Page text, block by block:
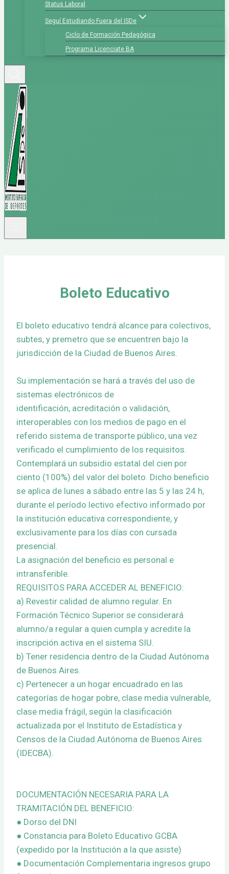
Status Laboral
Seguí Estudiando Fuera del ISDe
Ciclo de Formación Pedagógica
Programa Licenciate BA
Boleto Educativo
El boleto educativo tendrá alcance para colectivos,
subtes, y premetro que se encuentren bajo la
jurisdicción de la Ciudad de Buenos Aires.
Su implementación se hará a través del uso de
sistemas electrónicos de
identificación, acreditación o validación,
interoperables con los medios de pago en el
referido sistema de transporte público, una vez
verificado el cumplimiento de los requisitos.
Contemplará un subsidio estatal del cien por
ciento (100%) del valor del boleto. Dicho beneficio
se aplica de lunes a sábado entre las 5 y las 24 h,
durante el período lectivo efectivo informado por
la institución educativa correspondiente, y
exclusivamente para los días con cursada
presencial.
La asignación del beneficio es personal e
intransferible.
REQUISITOS PARA ACCEDER AL BENEFICIO:
a) Revestir calidad de alumno regular. En
Formación Técnico Superior se considerará
alumno/a regular a quien cumpla y acredite la
inscripción activa en el sistema SIU.
b) Tener residencia dentro de la Ciudad Autónoma
de Buenos Aires.
c) Pertenecer a un hogar encuadrado en las
categorías de hogar pobre, clase media vulnerable,
clase media frágil, según la clasificación
actualizada por el Instituto de Estadística y
Censos de la Ciudad Autónoma de Buenos Aires
(IDECBA).
DOCUMENTACIÓN NECESARIA PARA LA
TRAMITACIÓN DEL BENEFICIO:
● Dorso del DNI
● Constancia para Boleto Educativo GCBA
(expedido por la Institución a la que asiste)
● Documentación Complementaria ingresos grupo